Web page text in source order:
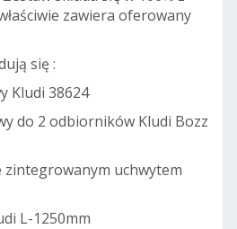
zawiera oferowany
się :
Kludi 38624
do 2 odbiorników Kludi Bozz
zintegrowanym uchwytem
L-1250mm